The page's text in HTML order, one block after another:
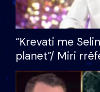
“Krevati me
planet”/ Miri
bukura në
mungojë zilja e